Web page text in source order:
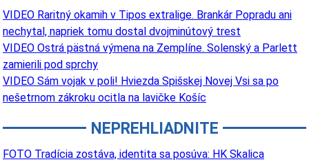
VIDEO Raritný okamih v Tipos extralige. Brankár Popradu ani
nechytal, napriek tomu dostal dvojminútový trest
VIDEO Ostrá pästná výmena na Zemplíne. Solenský a Parlett
zamierili pod sprchy
VIDEO Sám vojak v poli! Hviezda Spišskej Novej Vsi sa po
nešetrnom zákroku ocitla na lavičke Košíc
NEPREHLIADNITE
FOTO Tradícia zostáva, identita sa posúva: HK Skalica